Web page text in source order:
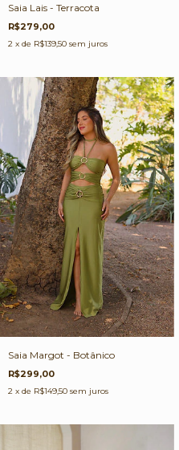
Saia Lais - Terracota
R$279,00
2 x de R$139,50 sem juros
Saia Margot - Botânico
R$299,00
2 x de R$149,50 sem juros